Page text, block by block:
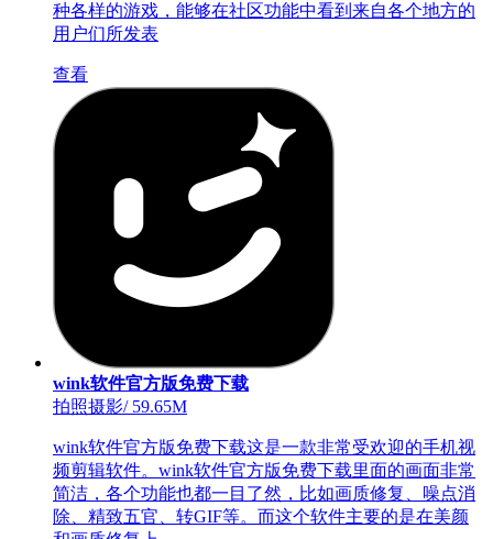
种各样的游戏，能够在社区功能中看到来自各个地方的
用户们所发表
查看
wink软件官方版免费下载
拍照摄影/59.65M
wink软件官方版免费下载这是一款非常受欢迎的手机视
频剪辑软件。wink软件官方版免费下载里面的画面非常
简洁，各个功能也都一目了然，比如画质修复、噪点消
除、精致五官、转GIF等。而这个软件主要的是在美颜